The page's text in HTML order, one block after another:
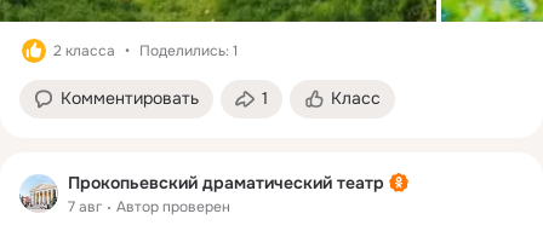
2 класса Поделились: 1
Комментировать 1 Класс
Прокопьевский драматический театр
7 авг Автор проверен